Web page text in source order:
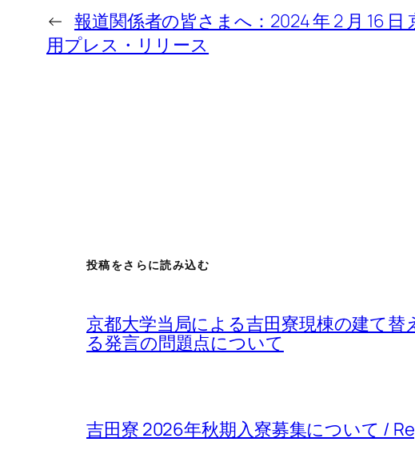
← 報道関係者の皆さまへ：2024 年 2 月 16
用プレス・リリース
投稿をさらに読み込む
京都大学当局による吉田寮現棟の建て
る発言の問題点について
吉田寮 2026年秋期入寮募集について /